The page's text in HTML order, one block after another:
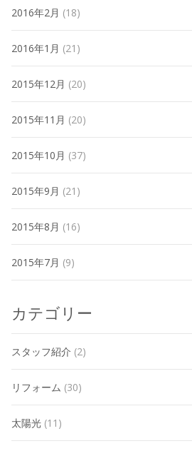
2016年2月 (18)
2016年1月 (21)
2015年12月 (20)
2015年11月 (20)
2015年10月 (37)
2015年9月 (21)
2015年8月 (16)
2015年7月 (9)
カテゴリー
スタッフ紹介 (2)
リフォーム (30)
太陽光 (11)